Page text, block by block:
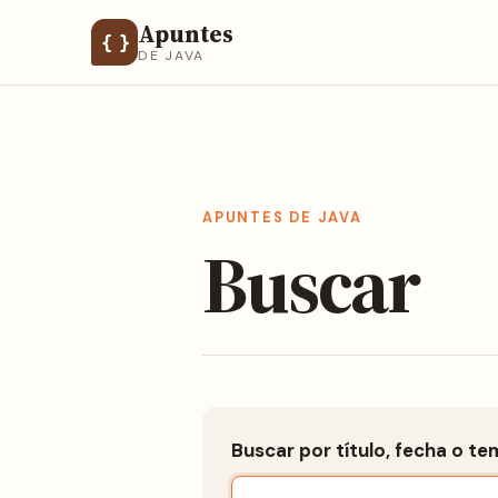
{ } Apuntes
DE JAVA
APUNTES DE JAVA
Buscar
Buscar por título, fecha o